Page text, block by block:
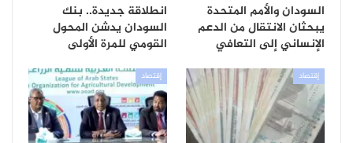
السودان والأمم المتحدة
يبحثان الانتقال من الدعم
الإنساني إلى التعافي
انطلاقة جديدة.. بنك
السودان يدشن المحول
القومي للمرة الأولى
إقتصاد إقتصاد